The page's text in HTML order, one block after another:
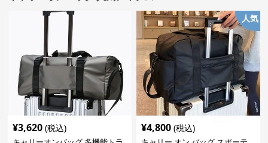
¥3,620 (税込)
人気
¥4,800 (税込)